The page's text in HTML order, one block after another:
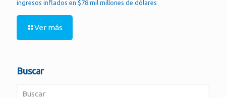
ingresos inflados en $78 mil millones de dólares
Ver más
Buscar